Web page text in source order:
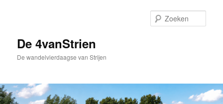
inhoudDe 4vanStrien
De wandelvierdaagse van Strijen